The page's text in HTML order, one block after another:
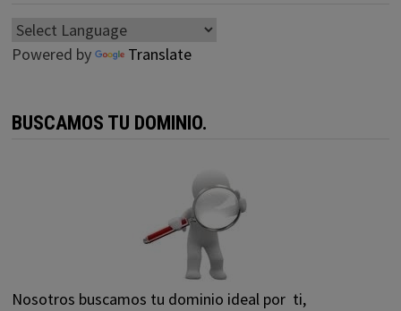
Powered by Translate
BUSCAMOS TU DOMINIO.
Nosotros buscamos tu dominio ideal por ti,